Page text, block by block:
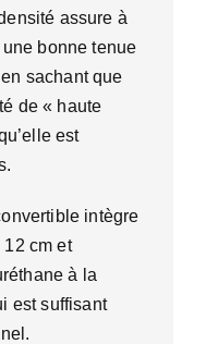
assure à
bonne tenue
sachant que
de « haute
est
intègre
12 cm et
à la
est suffisant